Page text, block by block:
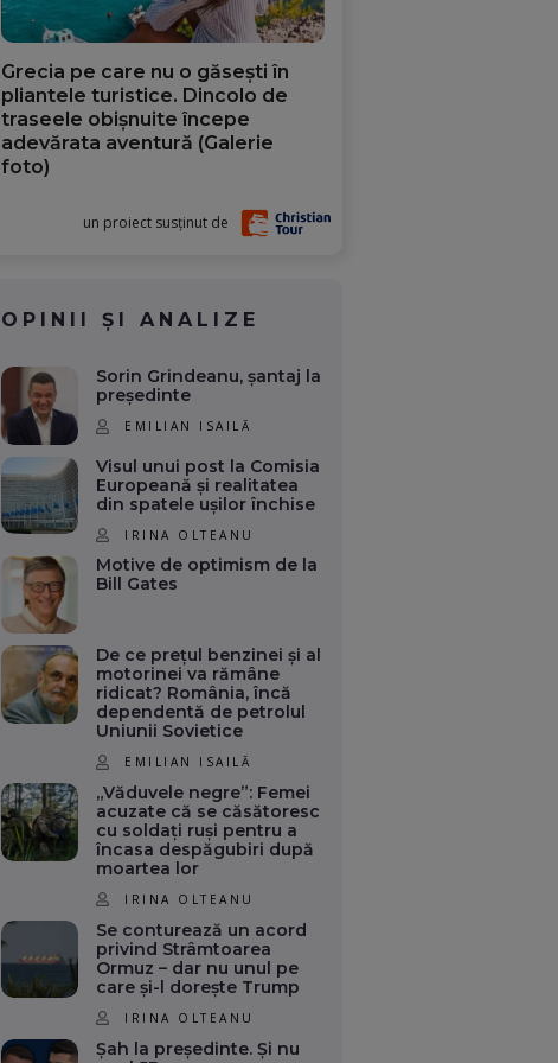
Grecia pe care nu o găsești în
pliantele turistice. Dincolo de
traseele obișnuite începe
adevărata aventură (Galerie
foto)
un proiect susținut de
OPINII ȘI ANALIZE
Sorin Grindeanu, șantaj la
președinte
EMILIAN ISAILĂ
Visul unui post la Comisia
Europeană și realitatea
din spatele ușilor închise
IRINA OLTEANU
Motive de optimism de la
Bill Gates
De ce prețul benzinei și al
motorinei va rămâne
ridicat? România, încă
dependentă de petrolul
Uniunii Sovietice
EMILIAN ISAILĂ
„Văduvele negre”: Femei
acuzate că se căsătoresc
cu soldați ruși pentru a
încasa despăgubiri după
moartea lor
IRINA OLTEANU
Se conturează un acord
privind Strâmtoarea
Ormuz – dar nu unul pe
care și-l dorește Trump
IRINA OLTEANU
Șah la președinte. Și nu